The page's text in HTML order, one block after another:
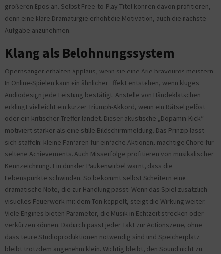
größeren Epos an. Selbst Free-to-Play-Titel können davon profitieren,
denn eine klare Dramaturgie erhöht die Motivation, auch die nächste
Aufgabe anzunehmen.
Klang als Belohnungssystem
Opernsänger erhalten Applaus, wenn sie eine Arie bravourös meistern.
In Online-Spielen kann ein ähnlicher Effekt entstehen, wenn kluges
Audiodesign jede Leistung bestätigt. Anstelle von Händeklatschen
erklingt vielleicht ein kurzer Triumph-Akkord, wenn ein Rätsel gelöst
oder ein kritischer Treffer landet. Dieser akustische „Dopamin-Kick“
motiviert stärker als eine stille Bildschirmmeldung. Das Prinzip lässt
sich staffeln: kleine Fanfaren für einfache Aktionen, mächtige Chöre für
seltene Achievements. Auch Misserfolge profitieren von musikalischer
Kennzeichnung. Ein dunkler Paukenwirbel warnt, dass die
Lebenspunkte schwinden. So bekommt selbst Scheitern eine
dramatische Note, die zur Handlung passt. Wenn das Spiel zusätzlich
visuelles Feuerwerk mit dem Ton koppelt, steigt die Wirkung weiter.
Viele Engines bieten Parameter, die Musik in Echtzeit strecken oder
verkürzen können. Dadurch passt jeder Takt zur Actionszene, ohne
dass teure Studioproduktionen notwendig sind und Speicherplatz
bleibt trotzdem angenehm klein. Wichtig bleibt, den Sound nicht zu